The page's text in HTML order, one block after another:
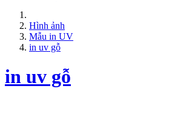
Hình ảnh
Mẫu in UV
in uv gỗ
in uv gỗ